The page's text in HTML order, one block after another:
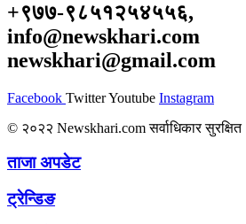
+९७७-९८५१२५४५५६,
info@newskhari.com
newskhari@gmail.com
Facebook TwitterYoutube Instagram
© २०२२ Newskhari.com सर्वाधिकार सुरक्षित
ताजा अपडेट
ट्रेन्डिङ